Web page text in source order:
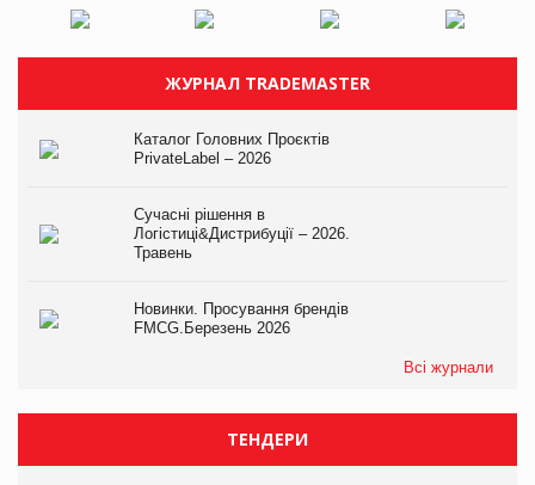
ЖУРНАЛ TRADEMASTER
Каталог Головних Проєктів
PrivateLabel – 2026
Сучасні рішення в
Логістиці&Дистрибуції – 2026.
Травень
Новинки. Просування брендів
FMCG.Березень 2026
Всі журнали
ТЕНДЕРИ